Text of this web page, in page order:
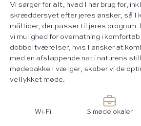
Vi sørger for alt, hvad I har brug for,
skræddersyet efter jeres ønsker, så I
måltider, der passer til jeres program.
vi mulighed for overnatning i
dobbeltværelser, hvis I ønsker at
med en afslappende nat i naturens
mødepakke I vælger, skaber vi de
vellykket møde.
Wi-Fi 3 mødelokaler